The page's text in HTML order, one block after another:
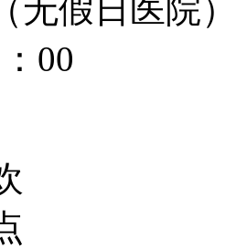
无假日医院）
00